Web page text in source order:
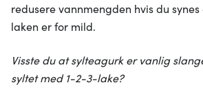
redusere vannmengden hvis du
laken er for mild.
Visste du at sylteagurk er vanlig
syltet med 1-2-3-lake?